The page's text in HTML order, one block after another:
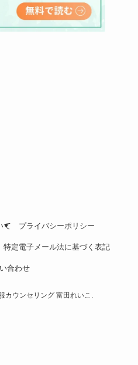
て プライバシーポリシー
特定電子メール法に基づく表記
合わせ
カウンセリング 富田れいこ.